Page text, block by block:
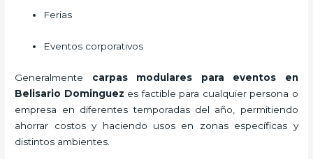
Ferias
Eventos corporativos
Generalmente carpas modulares para eventos en
Belisario Dominguez es factible para cualquier persona o
empresa en diferentes temporadas del año, permitiendo
ahorrar costos y haciendo usos en zonas específicas y
distintos ambientes.